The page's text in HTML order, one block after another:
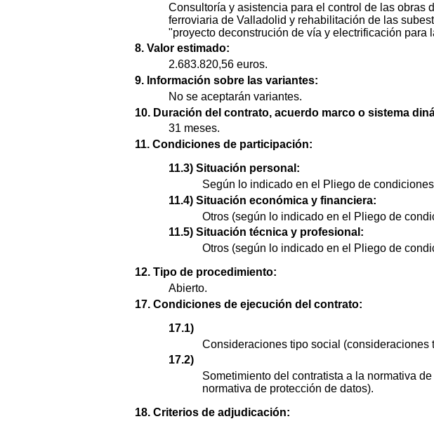
Consultoría y asistencia para el control de las obras
ferroviaria de Valladolid y rehabilitación de las
"proyecto deconstrución de vía y electrificación para
8. Valor estimado:
2.683.820,56 euros.
9. Información sobre las variantes:
No se aceptarán variantes.
10. Duración del contrato, acuerdo marco o sistema
31 meses.
11. Condiciones de participación:
11.3) Situación personal:
Según lo indicado en el Pliego de
11.4) Situación económica y financiera:
Otros (según lo indicado en el Pliego de
11.5) Situación técnica y profesional:
Otros (según lo indicado en el Pliego de
12. Tipo de procedimiento:
Abierto.
17. Condiciones de ejecución del contrato:
17.1)
Consideraciones tipo social (consideraciones
17.2)
Sometimiento del contratista a la normativa
normativa de protección de datos).
18. Criterios de adjudicación: